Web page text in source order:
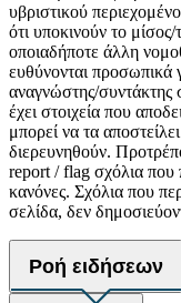
υβριστικού
ότι υποκινούν το
οποιαδήποτε άλλη
ευθύνονται προσωπικά
αναγνώστης/συντάκτης
έχει στοιχεία που
μπορεί να τα
διερευνηθούν.
report / flag σχόλια που
κανόνες. Σχόλια που
σελίδα, δεν
Ροή ειδήσεων